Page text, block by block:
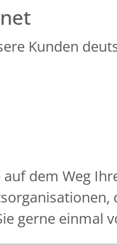
Kunden
auf dem Weg
gerne einmal